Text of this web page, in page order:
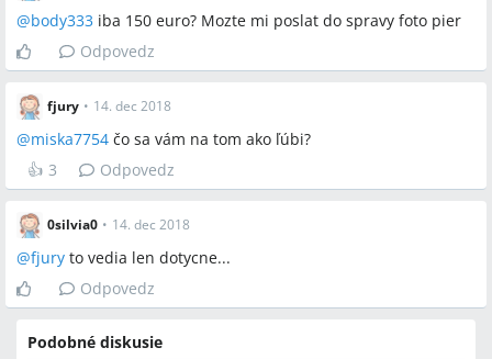
@body333 iba 150 euro? Mozte mi poslat do spravy foto pier
Odpovedz
fjury • 14. dec 2018
@miska7754 čo sa vám na tom ako ľúbi?
👍 3 Odpovedz
0silvia0 • 14. dec 2018
@fjury to vedia len dotycne...
Odpovedz
Podobné diskusie